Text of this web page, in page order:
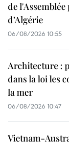
de
d’Algérie
06/08/2026 10:55
Architecture :
dans la loi les
la mer
06/08/2026 10:47
Vietnam-